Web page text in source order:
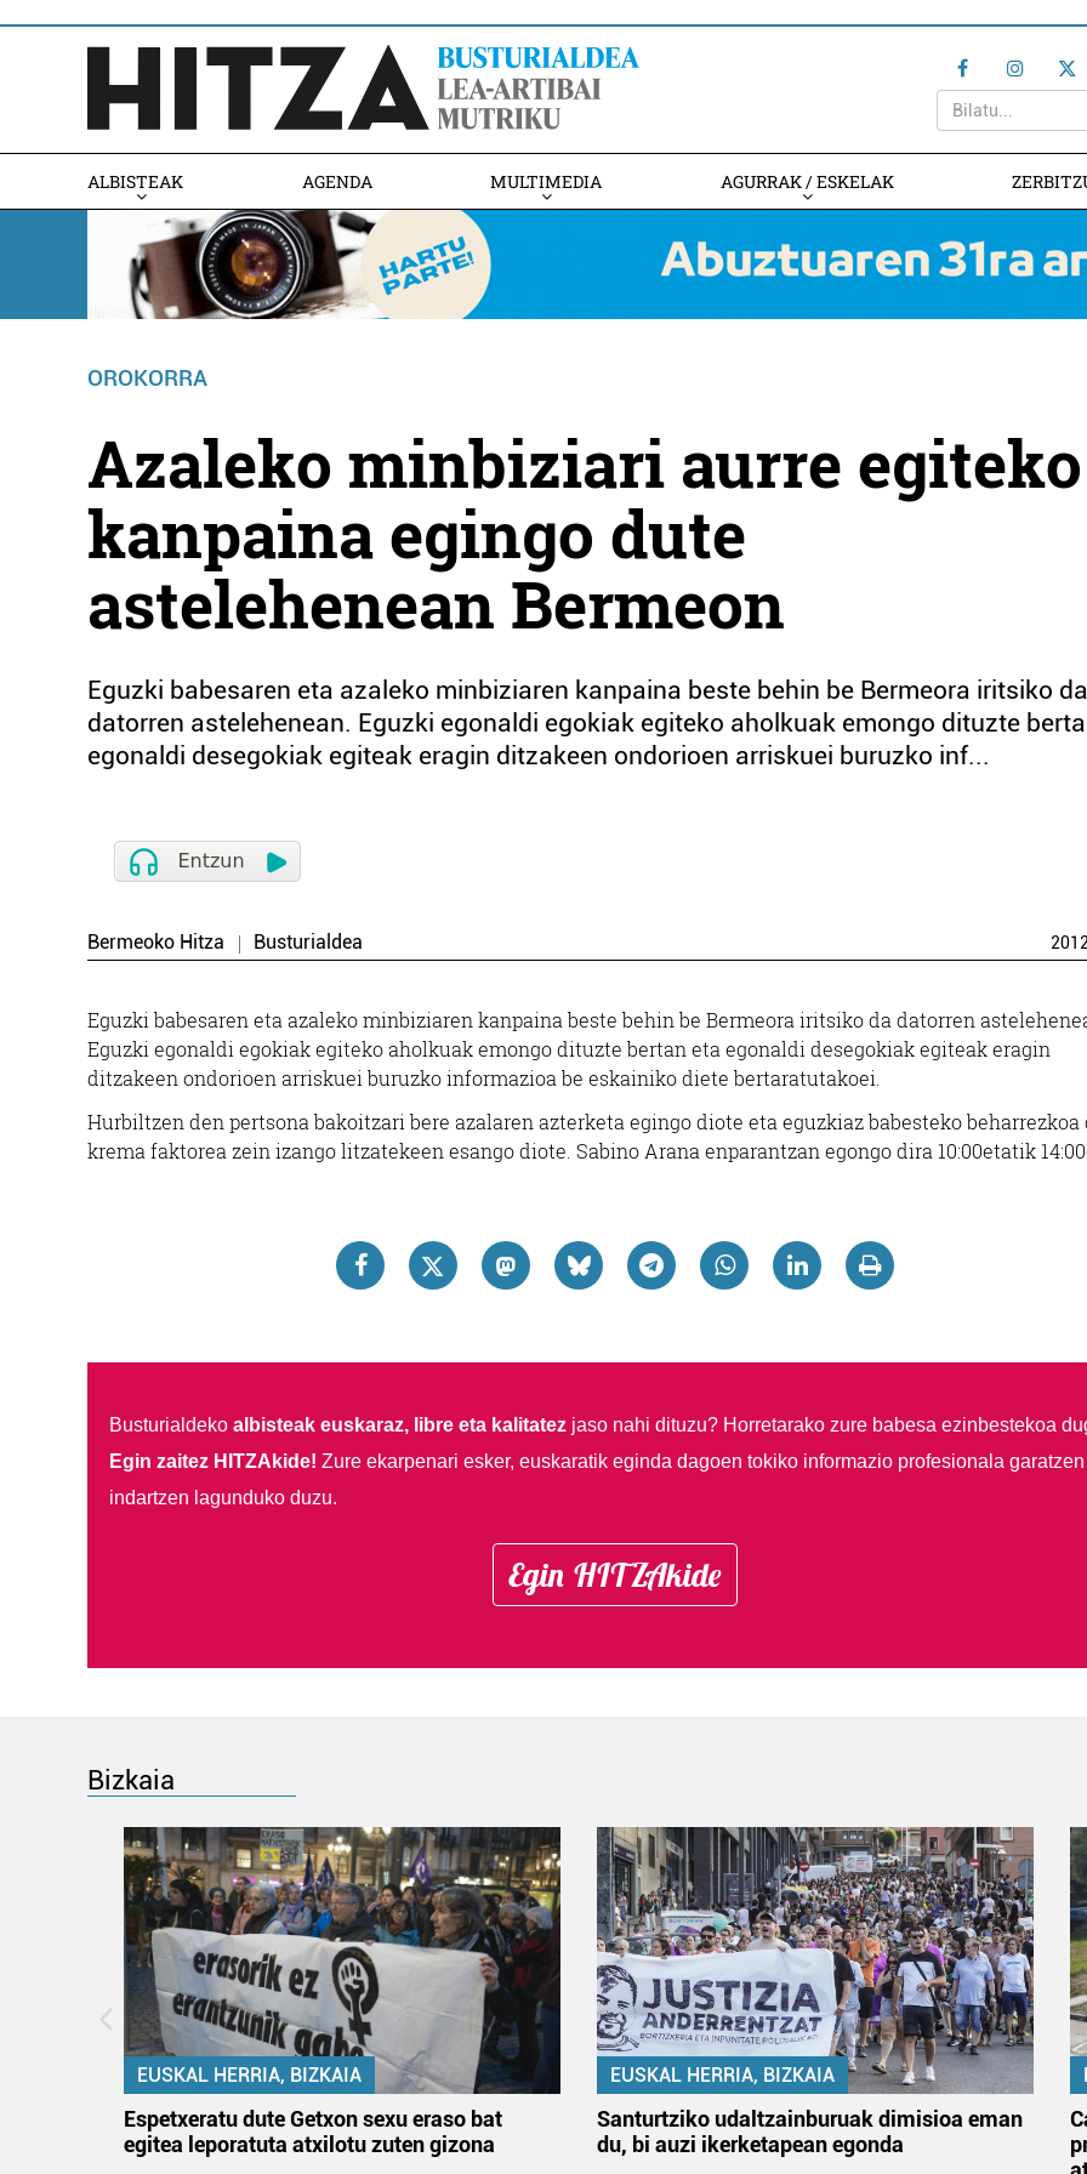
ALBISTEAK AGENDA MULTIMEDIA AGURRAK / ESKELAK
OROKORRA
Azaleko minbiziari aurre egiteko
kanpaina egingo dute
astelehenean Bermeon
Eguzki babesaren eta azaleko minbiziaren kanpaina beste behin be Bermeora iritsiko da
datorren astelehenean. Eguzki egonaldi egokiak egiteko aholkuak emongo dituzte
egonaldi desegokiak egiteak eragin ditzakeen ondorioen arriskuei buruzko inf...
Bermeoko Hitza Busturialdea 2012
Eguzki babesaren eta azaleko minbiziaren kanpaina beste behin be Bermeora iritsiko da datorren
Eguzki egonaldi egokiak egiteko aholkuak emongo dituzte bertan eta egonaldi desegokiak egiteak eragin
ditzakeen ondorioen arriskuei buruzko informazioa be eskainiko diete bertaratutakoei.
Hurbiltzen den pertsona bakoitzari bere azalaren azterketa egingo diote eta eguzkiaz babesteko beharrezkoa
krema faktorea zein izango litzatekeen esango diote. Sabino Arana enparantzan egongo dira 10:00etatik
Busturialdeko albisteak euskaraz, libre eta kalitatezjaso nahi dituzu? Horretarako zure babesa ezinbestekoa
Egin zaitez HITZAkide! Zure ekarpenari esker, euskaratik eginda dagoen tokiko informazio profesionala garatzen
indartzen lagunduko duzu.
Egin HITZAkide
Bizkaia
EUSKAL HERRIA, BIZKAIA
Espetxeratu dute Getxon sexu eraso bat
egitea leporatuta atxilotu zuten gizona
EUSKAL HERRIA, BIZKAIA
Santurtziko udaltzainburuak dimisioa eman
du, bi auzi ikerketapean egonda